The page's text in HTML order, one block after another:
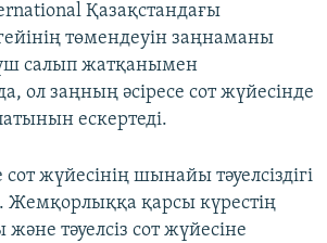
Қазақстандағы
төмендеуін заңнаманы
салып жатқанымен
ол заңның әсіресе сот жүйесінде
ескертеді.
сот жүйесінің шынайы тәуелсіздігі
Жемқорлыққа қарсы күрестің
және тәуелсіз сот жүйесіне